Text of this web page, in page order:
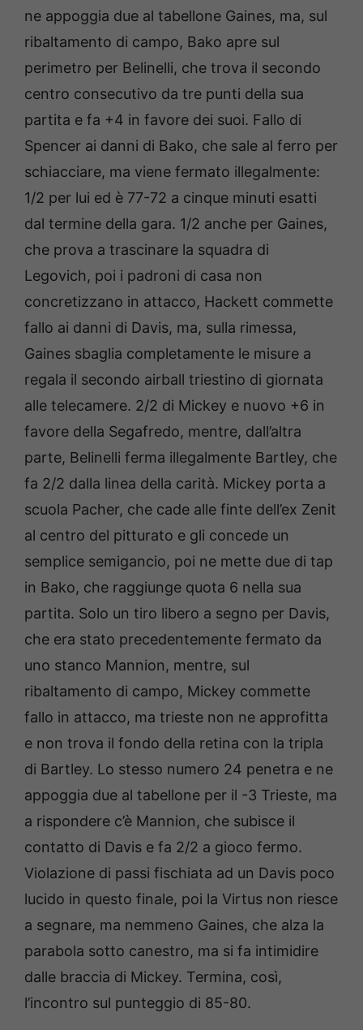
ne appoggia due al tabellone Gaines, ma, sul
ribaltamento di campo, Bako apre sul
perimetro per Belinelli, che trova il secondo
centro consecutivo da tre punti della sua
partita e fa +4 in favore dei suoi. Fallo di
Spencer ai danni di Bako, che sale al ferro per
schiacciare, ma viene fermato illegalmente:
1/2 per lui ed è 77-72 a cinque minuti esatti
dal termine della gara. 1/2 anche per Gaines,
che prova a trascinare la squadra di
Legovich, poi i padroni di casa non
concretizzano in attacco, Hackett commette
fallo ai danni di Davis, ma, sulla rimessa,
Gaines sbaglia completamente le misure a
regala il secondo airball triestino di giornata
alle telecamere. 2/2 di Mickey e nuovo +6 in
favore della Segafredo, mentre, dall’altra
parte, Belinelli ferma illegalmente Bartley, che
fa 2/2 dalla linea della carità. Mickey porta a
scuola Pacher, che cade alle finte dell’ex Zenit
al centro del pitturato e gli concede un
semplice semigancio, poi ne mette due di tap
in Bako, che raggiunge quota 6 nella sua
partita. Solo un tiro libero a segno per Davis,
che era stato precedentemente fermato da
uno stanco Mannion, mentre, sul
ribaltamento di campo, Mickey commette
fallo in attacco, ma trieste non ne approfitta
e non trova il fondo della retina con la tripla
di Bartley. Lo stesso numero 24 penetra e ne
appoggia due al tabellone per il -3 Trieste, ma
a rispondere c’è Mannion, che subisce il
contatto di Davis e fa 2/2 a gioco fermo.
Violazione di passi fischiata ad un Davis poco
lucido in questo finale, poi la Virtus non riesce
a segnare, ma nemmeno Gaines, che alza la
parabola sotto canestro, ma si fa intimidire
dalle braccia di Mickey. Termina, così,
l’incontro sul punteggio di 85-80.